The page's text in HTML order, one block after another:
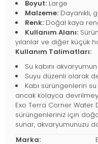
Boyut: Large
Malzeme: Dayanıklı,
Renk: Doğal kaya
Kullanım Alanı:
yılanlar ve diğer küçük
Kullanım Talimatları:
Su kabını
Suyu düzenli olarak
Kabı sürüngenlerin
ancak kolayca
Exo Terra Corner Water
sürüngenleriniz için
sunar, akvaryumunuzu
Marka: